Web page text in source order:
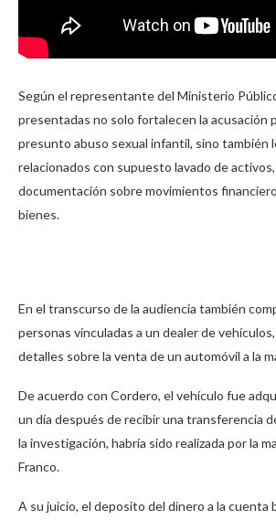
Según el representante del Ministerio
presentadas no solo fortalecen la acusación
presunto abuso sexual infantil, sino también
relacionados con supuesto lavado de
documentación sobre movimientos
bienes.
En el transcurso de la audiencia también
personas vinculadas a un dealer de
detalles sobre la venta de un automóvil a la
De acuerdo con Cordero, el vehículo fue
un día después de recibir una transferencia
la investigación, habría sido realizada por la
Franco.
A su juicio, el deposito del dinero a la cuenta